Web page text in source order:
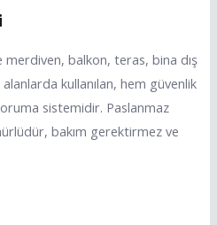
merdiven, balkon, teras, bina dış
kullanılan, hem güvenlik
sistemidir. Paslanmaz
bakım gerektirmez ve